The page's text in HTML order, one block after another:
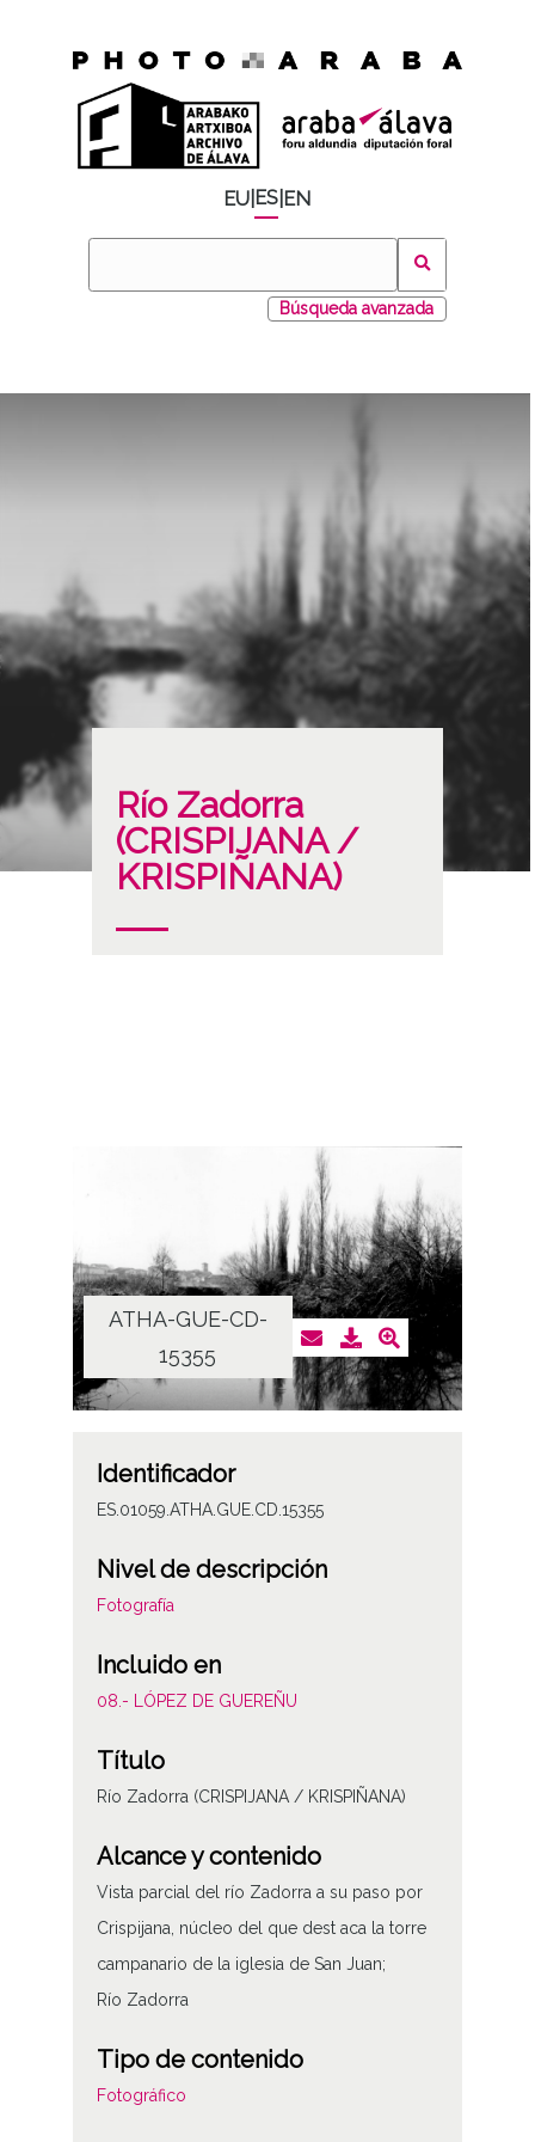
EU ES EN
Búsqueda avanzada
Río Zadorra
(CRISPIJANA /
KRISPIÑANA)
ATHA-GUE-CD-
15355
Identificador
ES.01059.ATHA.GUE.CD.15355
Nivel de descripción
Fotografía
Incluido en
08.- LÓPEZ DE GUEREÑU
Título
Río Zadorra (CRISPIJANA / KRISPIÑANA)
Alcance y contenido
Vista parcial del río Zadorra a su paso por
Crispijana, núcleo del que dest aca la torre
campanario de la iglesia de San Juan;
Río Zadorra
Tipo de contenido
Fotográfico